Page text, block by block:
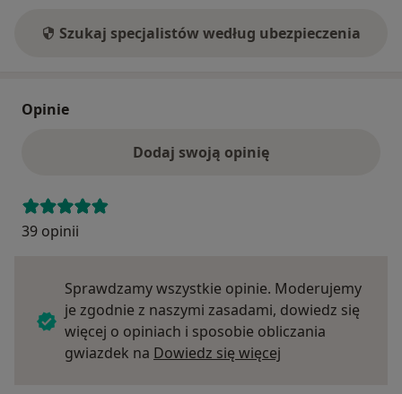
Szukaj specjalistów według ubezpieczenia
Opinie
Dodaj swoją opinię
39 opinii
Sprawdzamy wszystkie opinie. Moderujemy
je zgodnie z naszymi zasadami, dowiedz się
więcej o opiniach i sposobie obliczania
gwiazdek na Dowiedz się więcej